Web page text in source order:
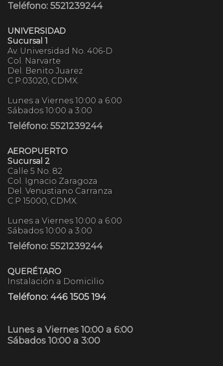
Teléfono: 5521239244
UNIVERSIDAD
Sucursal 1
Av. Universidad No. 406-D
Col. Narvarte
Del. Benito Juarez
C.P.03020, CDMX.
Lunes a Viernes 10:00 a 6:00
Sábados 10:00 a 3:00
Teléfono: 5521239244
AEROPUERTO
Sucursal 2
Calle 5 No. 82
Col. Ignacio Zaragoza
Del. Venustiano Carranza
C.P 15000, CDMX.
Lunes a Viernes 10:00 a 6:00
Sábados 10:00 a 3:00
Teléfono: 5521239244
QUERÉTARO
Instalación a Domicilio
Teléfono: 446 1505 194
Lunes a Viernes 10:00 a 6:00
Sábados 10:00 a 3:00